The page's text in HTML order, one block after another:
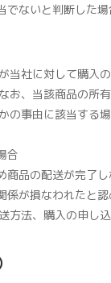
でないと判断した場
当社に対して購入
お、当該商品の所
の事由に該当する
合
商品の配送が完了
係が損なわれたと
方法、購入の申し